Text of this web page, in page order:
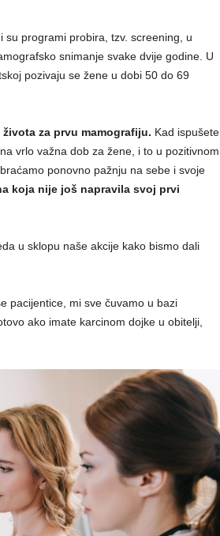
su programi probira, tzv. screening, u
snimanje svake dvije godine. U
pozivaju se žene u dobi 50 do 69
za prvu mamografiju. Kad ispušete
vrlo važna dob za žene, i to u pozitivnom
ponovno pažnju na sebe i svoje
koja nije još napravila svoj prvi
u sklopu naše akcije kako bismo dali
pacijentice, mi sve čuvamo u bazi
ako imate karcinom dojke u obitelji,